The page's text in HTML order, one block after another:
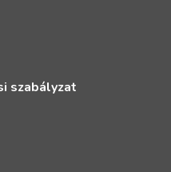
szabályzat